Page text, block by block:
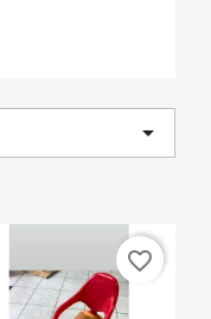

favorite_border